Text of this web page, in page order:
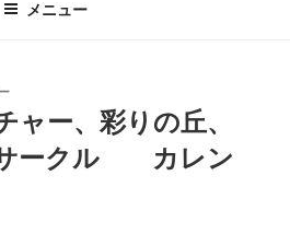
メニュー
ャー、彩りの丘、
サークル カレン